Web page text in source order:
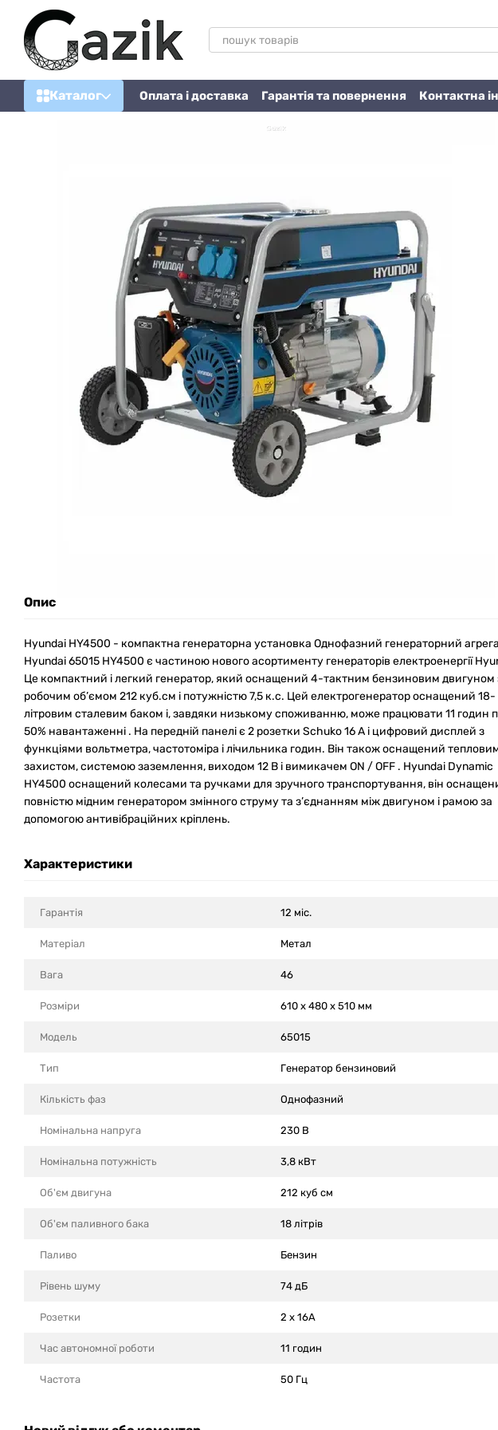
Перейти до основного контенту
Каталог Оплата і доставка Гарантія та повернення Контактна
Опис
Hyundai HY4500 - компактна генераторна установка Однофазний генераторний
Hyundai 65015 HY4500 є частиною нового асортименту генераторів електроенергії
Це компактний і легкий генератор, який оснащений 4-тактним бензиновим двигуном
робочим об’ємом 212 куб.см і потужністю 7,5 к.с. Цей електрогенератор оснащений 18-
літровим сталевим баком і, завдяки низькому споживанню, може працювати 11 годин
50% навантаженні . На передній панелі є 2 розетки Schuko 16 A і цифровий дисплей з
функціями вольтметра, частотоміра і лічильника годин. Він також оснащений
захистом, системою заземлення, виходом 12 В і вимикачем ON / OFF . Hyundai Dynamic
HY4500 оснащений колесами та ручками для зручного транспортування, він
повністю мідним генератором змінного струму та з’єднанням між двигуном і рамою за
допомогою антивібраційних кріплень.
Характеристики
Гарантія 12 міс.
Матеріал Метал
Вага 46
Розміри 610 х 480 х 510 мм
Модель 65015
Тип Генератор бензиновий
Кількість фаз Однофазний
Номінальна напруга 230 В
Номінальна потужність 3,8 кВт
Об'єм двигуна 212 куб см
Об'єм паливного бака 18 літрів
Паливо Бензин
Рівень шуму 74 дБ
Розетки 2 x 16A
Час автономної роботи 11 годин
Частота 50 Гц